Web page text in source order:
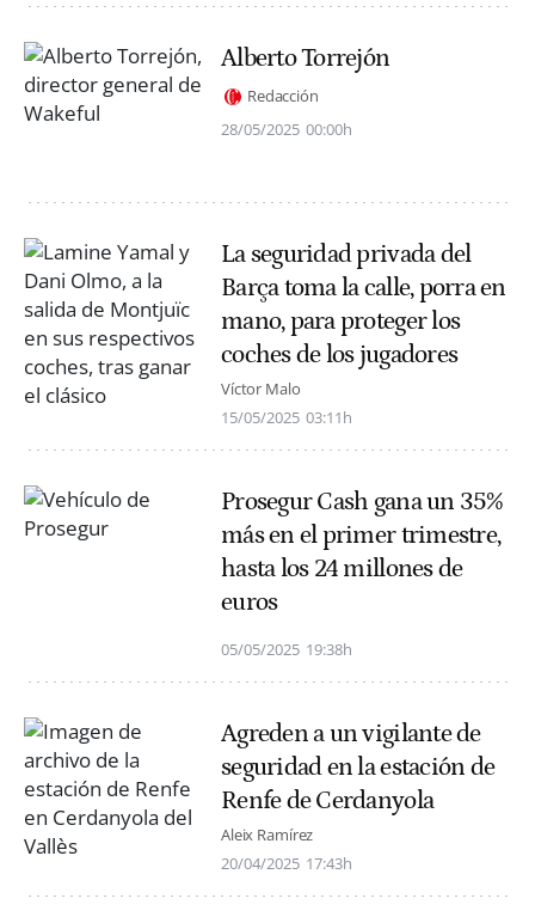
Alberto Torrejón
Redacción
28/05/2025 00:00h
La seguridad privada del
Barça toma la calle, porra en
mano, para proteger los
coches de los jugadores
Víctor Malo
15/05/2025 03:11h
Prosegur Cash gana un 35%
más en el primer trimestre,
hasta los 24 millones de
euros
05/05/2025 19:38h
Agreden a un vigilante de
seguridad en la estación de
Renfe de Cerdanyola
Aleix Ramírez
20/04/2025 17:43h